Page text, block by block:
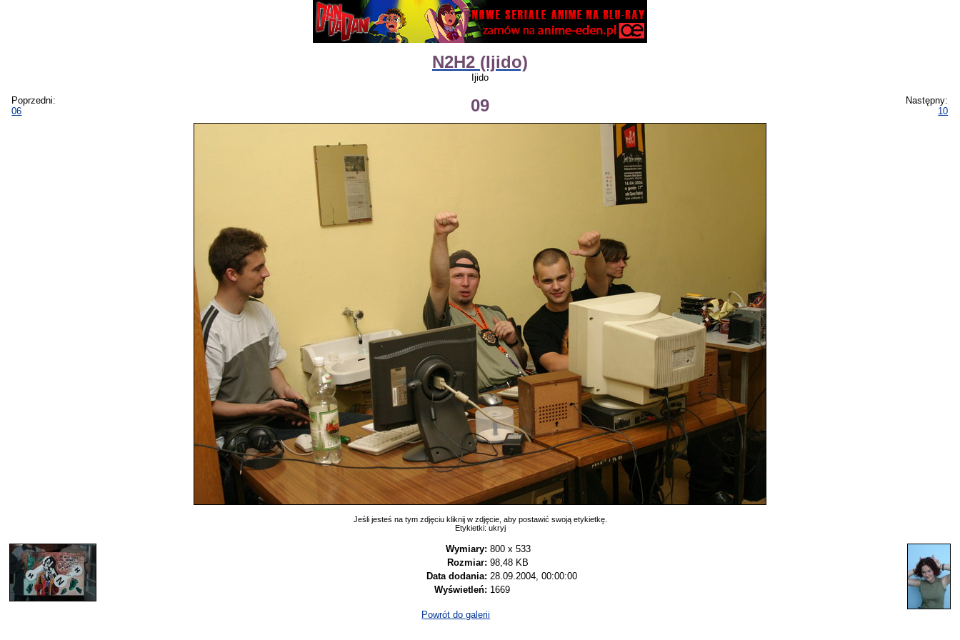
N2H2 (Ijido)
Ijido
Poprzedni:
06
09
Następny:
10
Jeśli jesteś na tym zdjęciu kliknij w zdjęcie, aby postawić swoją etykietkę.
Etykietki: ukryj
Wymiary: 800 x 533
Rozmiar: 98,48 KB
Data dodania: 28.09.2004, 00:00:00
Wyświetleń: 1669
Powrót do galerii